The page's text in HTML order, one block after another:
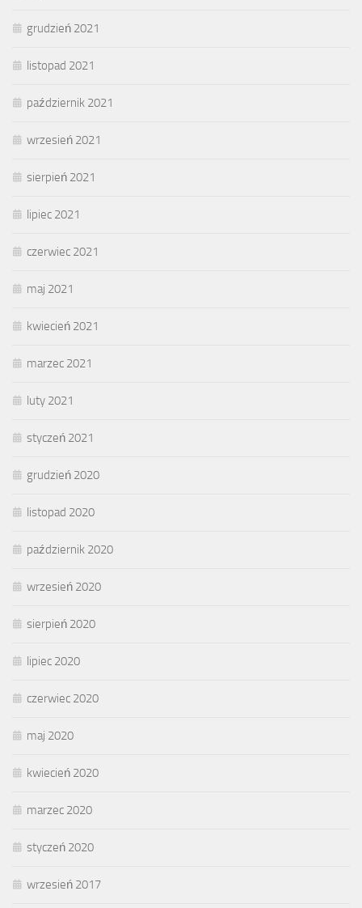
grudzień 2021
listopad 2021
październik 2021
wrzesień 2021
sierpień 2021
lipiec 2021
czerwiec 2021
maj 2021
kwiecień 2021
marzec 2021
luty 2021
styczeń 2021
grudzień 2020
listopad 2020
październik 2020
wrzesień 2020
sierpień 2020
lipiec 2020
czerwiec 2020
maj 2020
kwiecień 2020
marzec 2020
styczeń 2020
wrzesień 2017